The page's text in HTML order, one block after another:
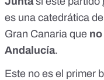
es una catedrática
Gran Canaria que
Andalucía.
Este no es el primer